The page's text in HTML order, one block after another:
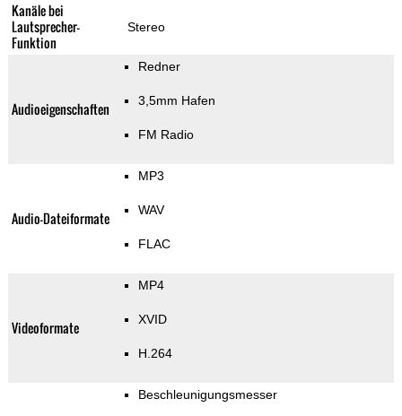
Kanäle bei
Lautsprecher-
Funktion
Stereo
Audioeigenschaften
Redner
3,5mm Hafen
FM Radio
Audio-Dateiformate
MP3
WAV
FLAC
Videoformate
MP4
XVID
H.264
Beschleunigungsmesser